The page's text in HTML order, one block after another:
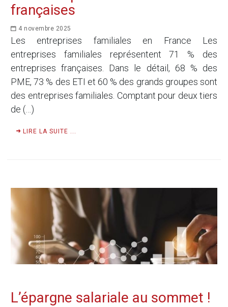
françaises
4 novembre 2025
Les entreprises familiales en France Les
entreprises familiales représentent 71 % des
entreprises françaises. Dans le détail, 68 % des
PME, 73 % des ETI et 60 % des grands groupes sont
des entreprises familiales. Comptant pour deux tiers
de (…)
LIRE LA SUITE ...
L’épargne salariale au sommet !